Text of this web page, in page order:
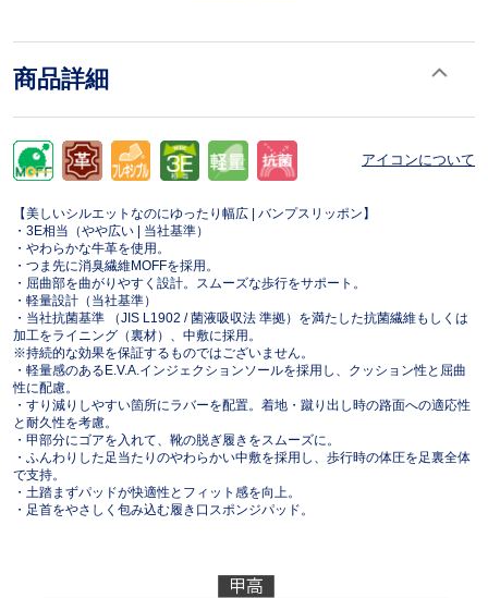
商品詳細
アイコンについて
【美しいシルエットなのにゆったり幅広 | バンプスリッポン】
・3E相当（やや広い | 当社基準）
・やわらかな牛革を使用。
・つま先に消臭繊維MOFFを採用。
・屈曲部を曲がりやすく設計。スムーズな歩行をサポート。
・軽量設計（当社基準）
・当社抗菌基準 （JIS L1902 / 菌液吸収法 準拠）を満たした抗菌繊維もしくは
加工をライニング（裏材）、中敷に採用。
※持続的な効果を保証するものではございません。
・軽量感のあるE.V.A.インジェクションソールを採用し、クッション性と屈曲
性に配慮。
・すり減りしやすい箇所にラバーを配置。着地・蹴り出し時の路面への適応性
と耐久性を考慮。
・甲部分にゴアを入れて、靴の脱ぎ履きをスムーズに。
・ふんわりした足当たりのやわらかい中敷を採用し、歩行時の体圧を足裏全体
で支持。
・土踏まずパッドが快適性とフィット感を向上。
・足首をやさしく包み込む履き口スポンジパッド。